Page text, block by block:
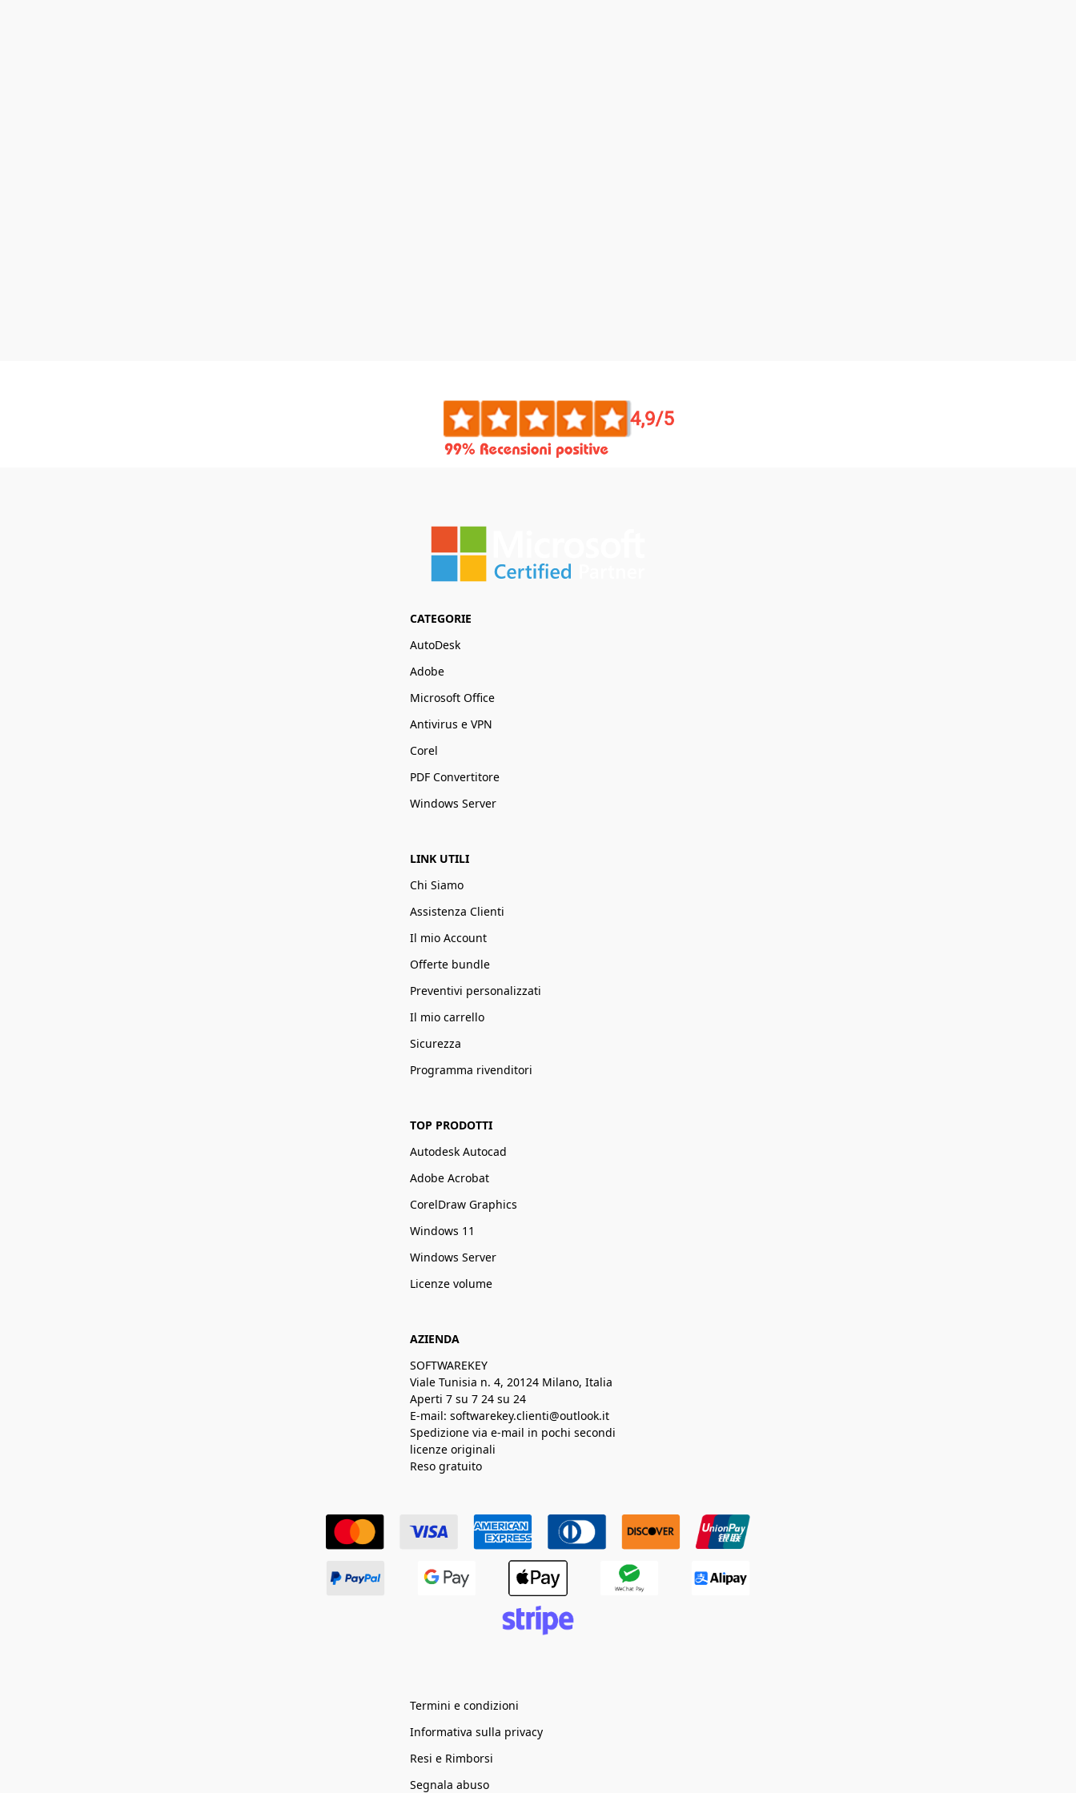
CATEGORIE
AutoDesk
Adobe
Microsoft Office
Antivirus e VPN
Corel
PDF Convertitore
Windows Server
LINK UTILI
Chi Siamo
Assistenza Clienti
Il mio Account
Offerte bundle
Preventivi personalizzati
Il mio carrello
Sicurezza
Programma rivenditori
TOP PRODOTTI
Autodesk Autocad
Adobe Acrobat
CorelDraw Graphics
Windows 11
Windows Server
Licenze volume
AZIENDA
SOFTWAREKEY
Viale Tunisia n. 4, 20124 Milano, Italia
Aperti 7 su 7 24 su 24
E-mail: softwarekey.clienti@outlook.it
Spedizione via e-mail in pochi secondi
licenze originali
Reso gratuito
Termini e condizioni
Informativa sulla privacy
Resi e Rimborsi
Segnala abuso